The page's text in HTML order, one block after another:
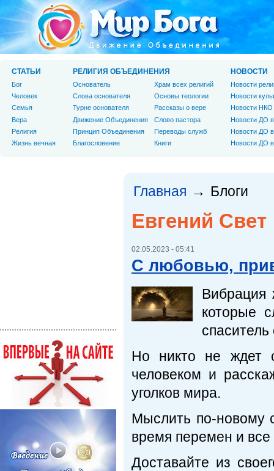
Главная → Блоги
Евгений Свет
02.05.2023 - 05:41
С любовью,
Вибрация
которые
Но никто не ждет
человеком и
уголков мира.
Мыслить по-новому
время перемен и все
Доставайте из
СТАТЬИ
Бог
Человек
Cемья
Вера
Религия
Жизнь вечная
РЕЛИГИЯ ОБЪЕДИНЕНИЯ
Основатель
Слова основателя
Турне основателя
Движение Объединения
Принцип Объединения
Благословение
Храм всех религий
Основы теологии
Рассказы о вере
Слово пастора
Переводы служб
Книги
НОВОСТИ
Новости
Новости
Новости НКО
Новости ДО
Новости ДО
Новости ДО